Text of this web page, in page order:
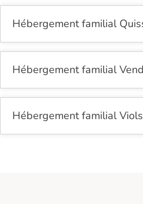
Hébergement familial
Hébergement familial
Hébergement familial